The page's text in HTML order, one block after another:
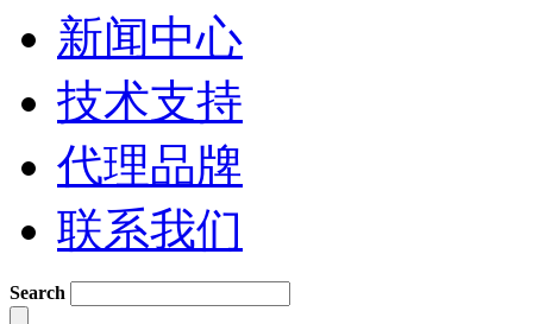
新闻中心
技术支持
代理品牌
联系我们
Search